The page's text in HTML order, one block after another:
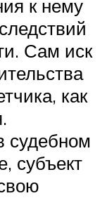
к нему
Сам иск
как
судебном
субъект